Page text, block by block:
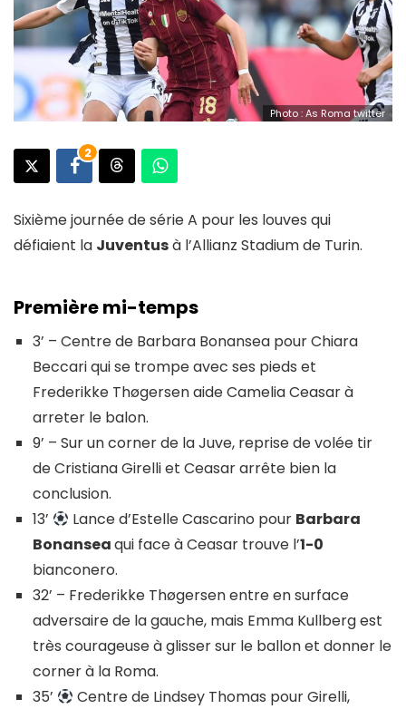
Photo : As Roma twitter
2
Sixième journée de série A pour les louves qui
défiaient la Juventusà l’Allianz Stadium de Turin.
Première mi-temps
3’ – Centre de Barbara Bonansea pour Chiara
Beccari qui se trompe avec ses pieds et
Frederikke Thøgersen aide Camelia Ceasar à
arreter le balon.
9’ – Sur un corner de la Juve, reprise de volée tir
de Cristiana Girelli et Ceasar arrête bien la
conclusion.
13’
Lance d’Estelle Cascarino pour Barbara
Bonanseaqui face à Ceasar trouve l’1-0
bianconero.
32’ – Frederikke Thøgersen entre en surface
adversaire de la gauche, mais Emma Kullberg est
très courageuse à glisser sur le ballon et donner le
corner à la Roma.
35’
Centre de Lindsey Thomas pour Girelli,